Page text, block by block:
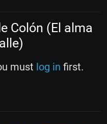
Colón (El alma
must log in first.